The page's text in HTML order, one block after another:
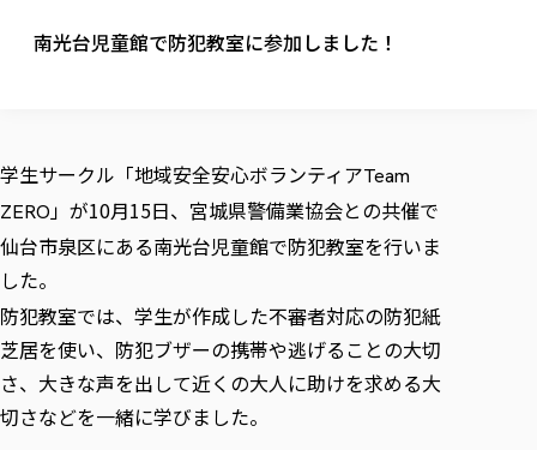
教育方針
寄附の受け入れ
関連法人
教職員募集
キャンパス案内
社会連携・研究
一般事業主行動計画
公的資金等の不正使用の防止に関する基本方針
研究活動における不正行為の防止等に関する対応
初年次教育（リエゾンゼミⅠ）について
リエゾンゼミ・ナビ（テキスト等）
お役立ち情報（リンク集）
放射線モニタリング測定結果（国見キャンパス）
情報公開
中期事業計画
事業計画／財務・事業報告
大学評価
学校教育法施行規則第172条の2に基づく情報公開
教職課程における情報の公表
学部・学科等設置計画履行状況報告書
福祉心理学科
教育学部
保健看護学科
リハビリテーション学科
医療経営管理学科
産業福祉マネジメント学科
情報福祉マネジメント学科
大学院
大学院
通信教育部
デジタルパンフ
オープンキャンパス
東北福祉大学のキャリアサポート
東北福祉大学のキャリアサポート
東北福祉大学のキャリア教育
採用ご担当者様へ
採用ご担当者様へ
センター長の挨拶
求人の受付について
単独学内説明会のご案内
在学生の方
在学生の方
資格取得報奨制度について
卒業生の方
卒業生の方
文化会・文化系サークル紹介
交換留学生 Exchange students
外国人在学生
Prospective Students
社会連携・研究 TOP
東北福祉大学の研究活動
東北福祉大学の研究紹介
共同研究等をご検討の皆様へ
東北福祉大学の紀要・リポジトリ
東北福祉大学の紀要・リポジトリ
産学・産学官連携
生涯教育・キャリア教育
生涯教育・キャリア教育TOP
生涯学習・社会人講座
月例TFU実学臨床研究セミナー
関連法人
取材について
南光台児童館で防犯教室に参加しました！
学生サークル「地域安全安心ボランティアTeam
ZERO」が10月15日、宮城県警備業協会との共催で
仙台市泉区にある南光台児童館で防犯教室を行いま
した。
防犯教室では、学生が作成した不審者対応の防犯紙
芝居を使い、防犯ブザーの携帯や逃げることの大切
さ、大きな声を出して近くの大人に助けを求める大
切さなどを一緒に学びました。